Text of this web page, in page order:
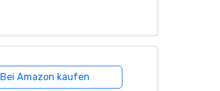
Bei Amazon kaufen